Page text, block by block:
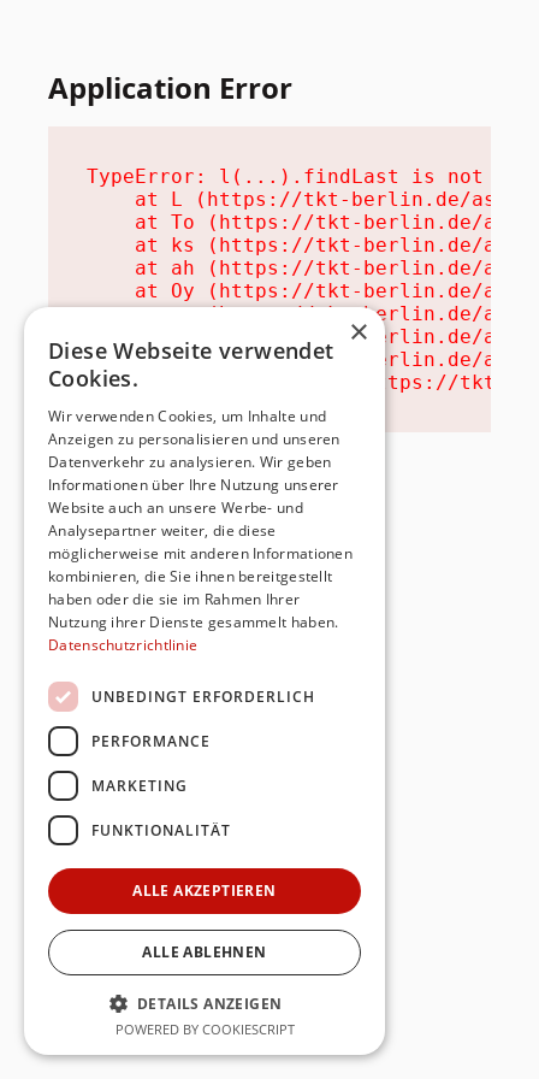
Application Error
TypeError: l(...).findLast is not a
at L (https://tkt-berlin.de/
at To (https://tkt-berlin.de/
at ks (https://tkt-berlin.de/
at ah (https://tkt-berlin.de/
at Oy (https://tkt-berlin.de/
at na (https://tkt-berlin.de/
at th (https://tkt-berlin.de/
at eh (https://tkt-berlin.de/
at MessagePort.ae (https://tkt-
×
Diese Webseite verwendet
Cookies.
Wir verwenden Cookies, um Inhalte und
Anzeigen zu personalisieren und unseren
Datenverkehr zu analysieren. Wir geben
Informationen über Ihre Nutzung unserer
Website auch an unsere Werbe- und
Analysepartner weiter, die diese
möglicherweise mit anderen Informationen
kombinieren, die Sie ihnen bereitgestellt
haben oder die sie im Rahmen Ihrer
Nutzung ihrer Dienste gesammelt haben.
Datenschutzrichtlinie
UNBEDINGT ERFORDERLICH
PERFORMANCE
MARKETING
FUNKTIONALITÄT
ALLE AKZEPTIEREN
ALLE ABLEHNEN
DETAILS ANZEIGEN
POWERED BY COOKIESCRIPT